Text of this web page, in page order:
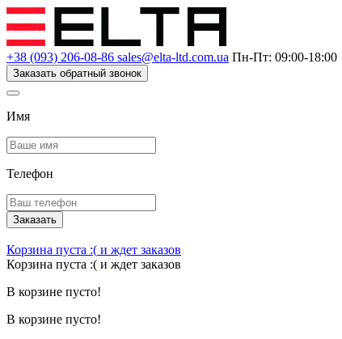
+38 (093) 206-08-86 sales@elta-ltd.com.ua Пн-Пт: 09:00-18:00
Заказать обратный звонок
Имя
Телефон
Заказать
Корзина пуста :( и ждет заказов
Корзина пуста :( и ждет заказов
В корзине пусто!
В корзине пусто!